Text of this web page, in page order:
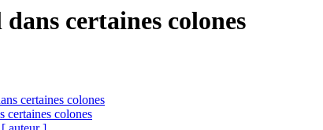
certaines colones
certaines colones
certaines colones